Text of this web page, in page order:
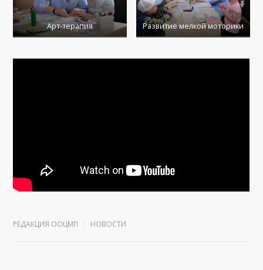
Арт-терапия Развитие мелкой моторики
РЕДАКЦИЯ ООЦМП НОВОСТИ